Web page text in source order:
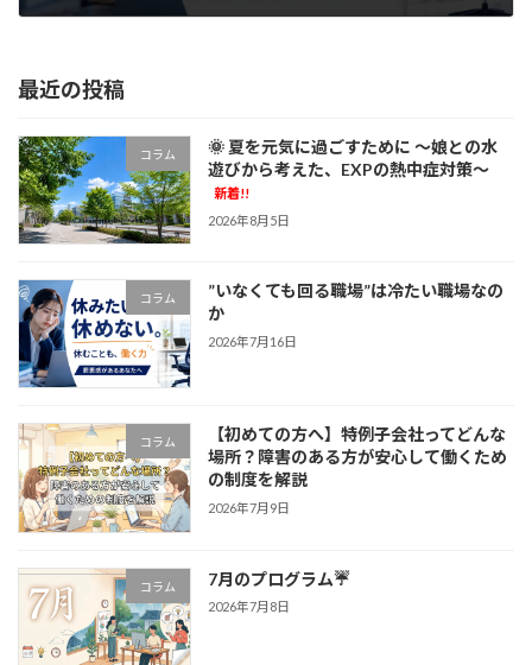
最近の投稿
コラム
🌞 夏を元気に過ごすために ～娘との水
遊びから考えた、EXPの熱中症対策～
新着!!
2026年8月5日
コラム
”いなくても回る職場”は冷たい職場なの
か
2026年7月16日
コラム
【初めての方へ】特例子会社ってどんな
場所？障害のある方が安心して働くため
の制度を解説
2026年7月9日
コラム 7月のプログラム☔
2026年7月8日